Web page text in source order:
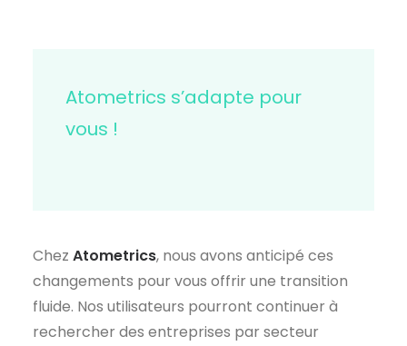
Atometrics s’adapte pour
vous !
Chez Atometrics, nous avons anticipé ces
changements pour vous offrir une transition
fluide. Nos utilisateurs pourront continuer à
rechercher des entreprises par secteur